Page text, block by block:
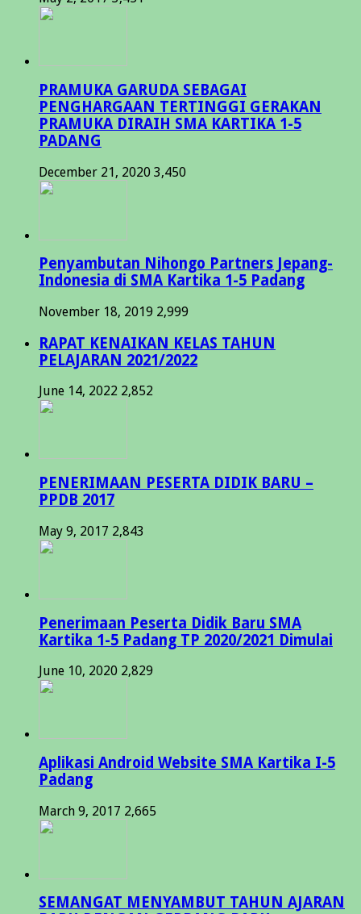
PRAMUKA GARUDA SEBAGAI
PENGHARGAAN TERTINGGI GERAKAN
PRAMUKA DIRAIH SMA KARTIKA 1-5
PADANG
December 21, 2020 3,450
Penyambutan Nihongo Partners Jepang-
Indonesia di SMA Kartika 1-5 Padang
November 18, 2019 2,999
RAPAT KENAIKAN KELAS TAHUN
PELAJARAN 2021/2022
June 14, 2022 2,852
PENERIMAAN PESERTA DIDIK BARU –
PPDB 2017
May 9, 2017 2,843
Penerimaan Peserta Didik Baru SMA
Kartika 1-5 Padang TP 2020/2021 Dimulai
June 10, 2020 2,829
Aplikasi Android Website SMA Kartika I-5
Padang
March 9, 2017 2,665
SEMANGAT MENYAMBUT TAHUN AJARAN